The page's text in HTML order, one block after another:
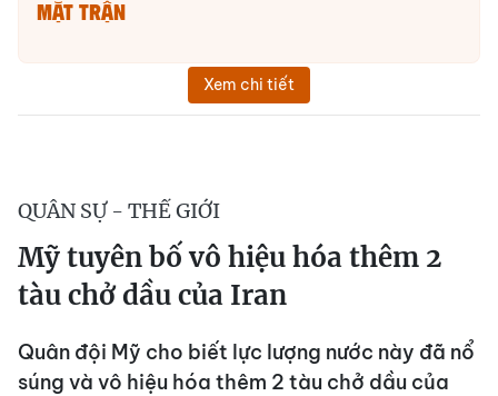
mặt trận
Xem chi tiết
QUÂN SỰ - THẾ GIỚI
Mỹ tuyên bố vô hiệu hóa thêm 2
tàu chở dầu của Iran
Quân đội Mỹ cho biết lực lượng nước này đã nổ
súng và vô hiệu hóa thêm 2 tàu chở dầu của